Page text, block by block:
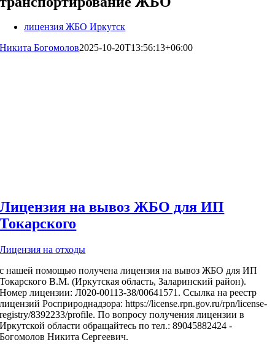
лицензия ЖБО Иркутск
Никита Богомолов2025-10-20T13:56:13+06:00
Лицензия на вывоз ЖБО для ИП
Токарского
Лицензия на отходы
с нашей помощью получена лицензия на вывоз ЖБО для ИП
Токарского В.М. (Иркутская область, Заларинский район).
Номер лицензии: Л020-00113-38/00641571. Ссылка на реестр
лицензий Росприроднадзора: https://license.rpn.gov.ru/rpn/license-
registry/8392233/profile. По вопросу получения лицензии в
Иркутской области обращайтесь по тел.: 89045882424 -
Богомолов Никита Сергеевич.